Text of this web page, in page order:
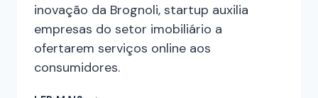
inovação da Brognoli, startup auxilia
empresas do setor imobiliário a
ofertarem serviços online aos
consumidores.